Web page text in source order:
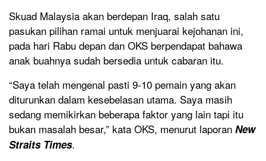
Skuad Malaysia akan berdepan Iraq, salah satu
pasukan pilihan ramai untuk menjuarai kejohanan ini,
pada hari Rabu depan dan OKS berpendapat bahawa
anak buahnya sudah bersedia untuk cabaran itu.
“Saya telah mengenal pasti 9-10 pemain yang akan
diturunkan dalam kesebelasan utama. Saya masih
sedang memikirkan beberapa faktor yang lain tapi itu
bukan masalah besar,” kata OKS, menurut laporan New
Straits Times.